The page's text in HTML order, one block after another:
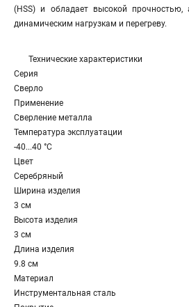
(HSS) и обладает высокой прочностью,
динамическим нагрузкам и перегреву.
Технические характеристики
Серия
Сверло
Применение
Сверление металла
Температура эксплуатации
-40...40 °C
Цвет
Серебряный
Ширина изделия
3 см
Высота изделия
3 см
Длина изделия
9.8 см
Материал
Инструментальная сталь